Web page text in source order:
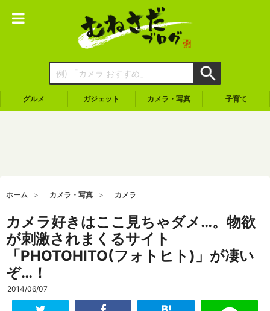
グルメ ガジェット カメラ・写真 子育て
ホーム カメラ・写真 カメラ
カメラ好きはここ見ちゃダメ…。物欲
が刺激されまくるサイト
「PHOTOHITO(フォトヒト)」が凄い
ぞ…！
2014/06/07